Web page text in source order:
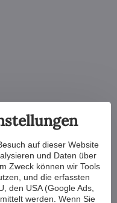
auf dieser Website
und Daten über
Zweck können wir Tools
und die erfassten
den USA (Google Ads,
werden. Wenn Sie